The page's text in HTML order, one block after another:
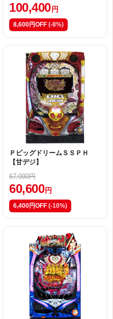
100,400 円
8,600円OFF (-8%)
ＰビッグドリームＳＳＰＨ
【甘デジ】
67,000円
60,600 円
6,400円OFF (-10%)